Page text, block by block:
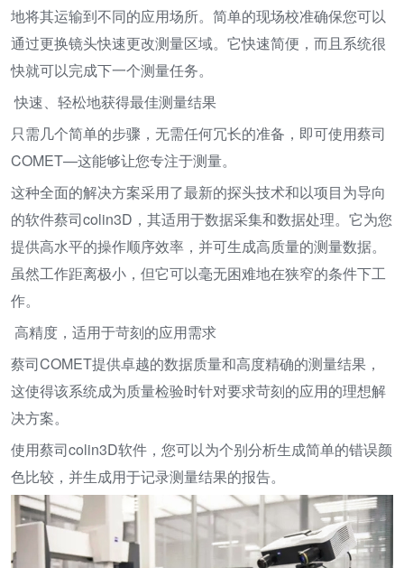
地将其运输到不同的应用场所。简单的现场校准确保您可以
通过更换镜头快速更改测量区域。它快速简便，而且系统很
快就可以完成下一个测量任务。
快速、轻松地获得最佳测量结果
只需几个简单的步骤，无需任何冗长的准备，即可使用蔡司
COMET—这能够让您专注于测量。
这种全面的解决方案采用了最新的探头技术和以项目为导向
的软件蔡司colin3D，其适用于数据采集和数据处理。它为您
提供高水平的操作顺序效率，并可生成高质量的测量数据。
虽然工作距离极小，但它可以毫无困难地在狭窄的条件下工
作。
高精度，适用于苛刻的应用需求
蔡司COMET提供卓越的数据质量和高度精确的测量结果，
这使得该系统成为质量检验时针对要求苛刻的应用的理想解
决方案。
使用蔡司colin3D软件，您可以为个别分析生成简单的错误颜
色比较，并生成用于记录测量结果的报告。